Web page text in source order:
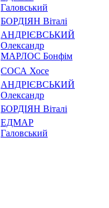
Галовський
БОРДІЯН Віталі
АНДРІЄВСЬКИЙ
Олександр
МАРЛОС Бонфім
СОСА Хосе
АНДРІЄВСЬКИЙ
Олександр
БОРДІЯН Віталі
ЕДМАР
Галовський